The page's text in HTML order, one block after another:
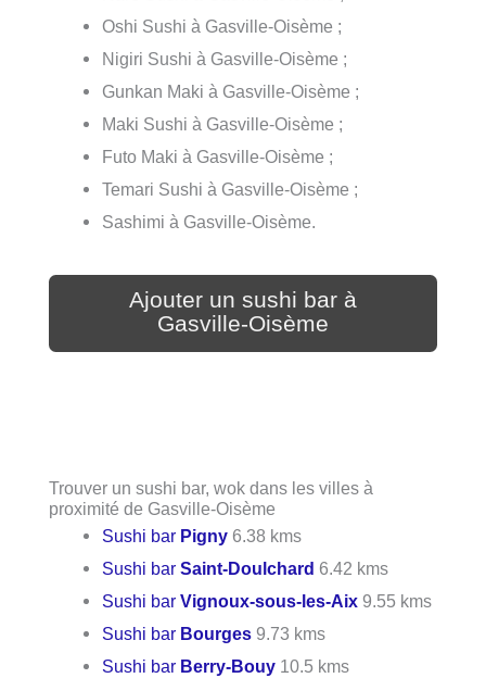
Oshi Sushi à Gasville-Oisème ;
Nigiri Sushi à Gasville-Oisème ;
Gunkan Maki à Gasville-Oisème ;
Maki Sushi à Gasville-Oisème ;
Futo Maki à Gasville-Oisème ;
Temari Sushi à Gasville-Oisème ;
Sashimi à Gasville-Oisème.
Ajouter un sushi bar à
Gasville-Oisème
Trouver un sushi bar, wok dans les villes à
proximité de Gasville-Oisème
Sushi bar Pigny 6.38 kms
Sushi barSaint-Doulchard 6.42 kms
Sushi barVignoux-sous-les-Aix 9.55 kms
Sushi bar Bourges 9.73 kms
Sushi bar Berry-Bouy 10.5 kms